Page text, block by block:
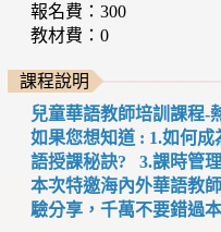
報名費：300
教材費：0
課程說明
兒童華語教師培訓課程-
如果您想知道 : 1.如何
語授課秘訣? 3.課時管
本次特邀海內外華語教
驗分享，千萬不要錯過